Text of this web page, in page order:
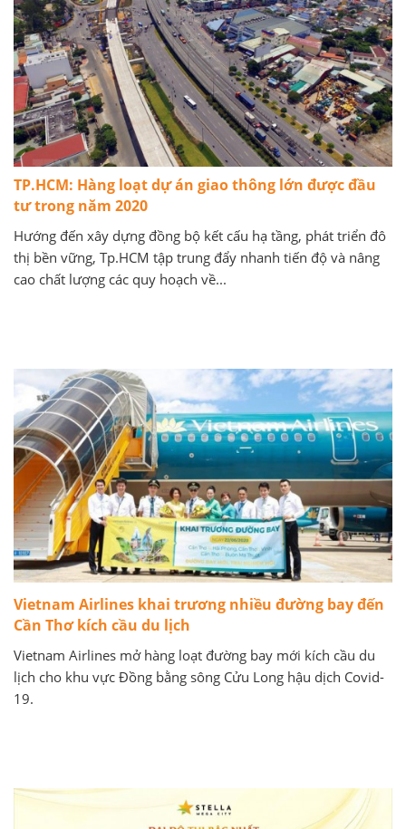
TP.HCM: Hàng loạt dự án giao thông lớn được đầu
tư trong năm 2020
Hướng đến xây dựng đồng bộ kết cấu hạ tầng, phát triển đô
thị bền vững, Tp.HCM tập trung đẩy nhanh tiến độ và nâng
cao chất lượng các quy hoạch về...
Vietnam Airlines khai trương nhiều đường bay đến
Cần Thơ kích cầu du lịch
Vietnam Airlines mở hàng loạt đường bay mới kích cầu du
lịch cho khu vực Đồng bằng sông Cửu Long hậu dịch Covid-
19.